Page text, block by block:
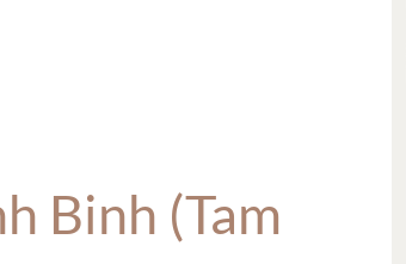
Binh (Tam